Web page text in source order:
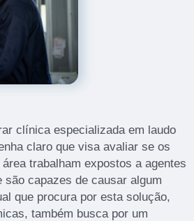
clínica especializada em laudo
claro que visa avaliar se os
trabalham expostos a agentes
capazes de causar algum
que procura por esta solução,
também busca por um